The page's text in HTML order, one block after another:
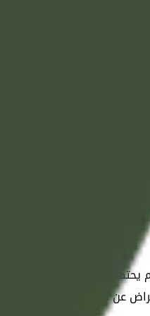
فِيهَا حُكْمُ
إليك -أيها
عن حكمك، وليس أولئك